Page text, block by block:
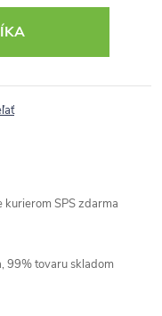
SPS zdarma
99% tovaru skladom